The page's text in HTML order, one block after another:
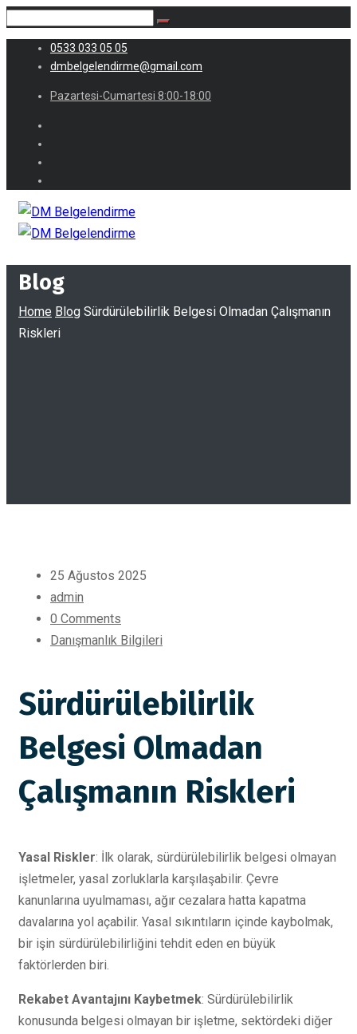
0533 033 05 05
dmbelgelendirme@gmail.com
Pazartesi-Cumartesi 8:00-18:00
Blog
Home Blog Sürdürülebilirlik Belgesi Olmadan Çalışmanın
Riskleri
25 Ağustos 2025
admin
0 Comments
Danışmanlık Bilgileri
Sürdürülebilirlik
Belgesi Olmadan
Çalışmanın Riskleri
Yasal Riskler: İlk olarak, sürdürülebilirlik belgesi olmayan
işletmeler, yasal zorluklarla karşılaşabilir. Çevre
kanunlarına uyulmaması, ağır cezalara hatta kapatma
davalarına yol açabilir. Yasal sıkıntıların içinde kaybolmak,
bir işin sürdürülebilirliğini tehdit eden en büyük
faktörlerden biri.
Rekabet Avantajını Kaybetmek: Sürdürülebilirlik
konusunda belgesi olmayan bir işletme, sektördeki diğer